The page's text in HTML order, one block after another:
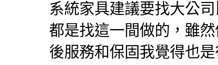
系統家具建議要找大公
都是找這一間做的，雖
後服務和保固我覺得也